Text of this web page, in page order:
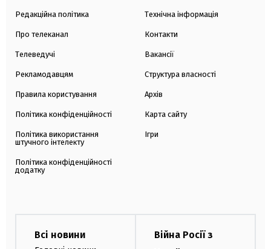
Редакційна політика
Про телеканал
Телеведучі
Рекламодавцям
Правила користування
Політика конфіденційності
Політика використання
штучного інтелекту
Політика конфіденційності
додатку
Технічна інформація
Контакти
Вакансії
Структура власності
Архів
Карта сайту
Ігри
Всі новини
Війна Росії з